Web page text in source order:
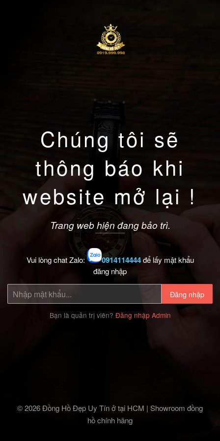
Chúng tôi sẽ
thông báo khi
website mở lại !
Trang web hiện đang bảo trì.
Vui lòng chat Zalo: 0914114444để lấy mật khẩu
đăng nhập
Đăng nhập
Bạn là quản trị viên? Đăng nhập Admin
© 2026 Đồng Hồ Đẹp Uy Tín ở tại HCM | Showroom đồng
hồ chính hãng‎